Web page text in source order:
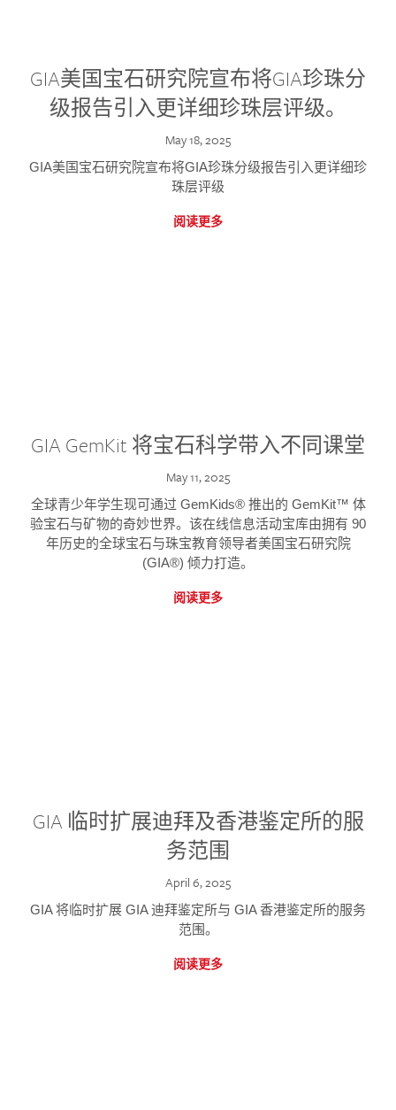
GIA美国宝石研究院宣布将GIA珍珠分
级报告引入更详细珍珠层评级。
May 18, 2025
GIA美国宝石研究院宣布将GIA珍珠分级报告引入更详细珍
珠层评级
阅读更多
GIA GemKit 将宝石科学带入不同课堂
May 11, 2025
全球青少年学生现可通过 GemKids® 推出的 GemKit™ 体
验宝石与矿物的奇妙世界。该在线信息活动宝库由拥有 90
年历史的全球宝石与珠宝教育领导者美国宝石研究院
(GIA®) 倾力打造。
阅读更多
GIA 临时扩展迪拜及香港鉴定所的服
务范围
April 6, 2025
GIA 将临时扩展 GIA 迪拜鉴定所与 GIA 香港鉴定所的服务
范围。
阅读更多